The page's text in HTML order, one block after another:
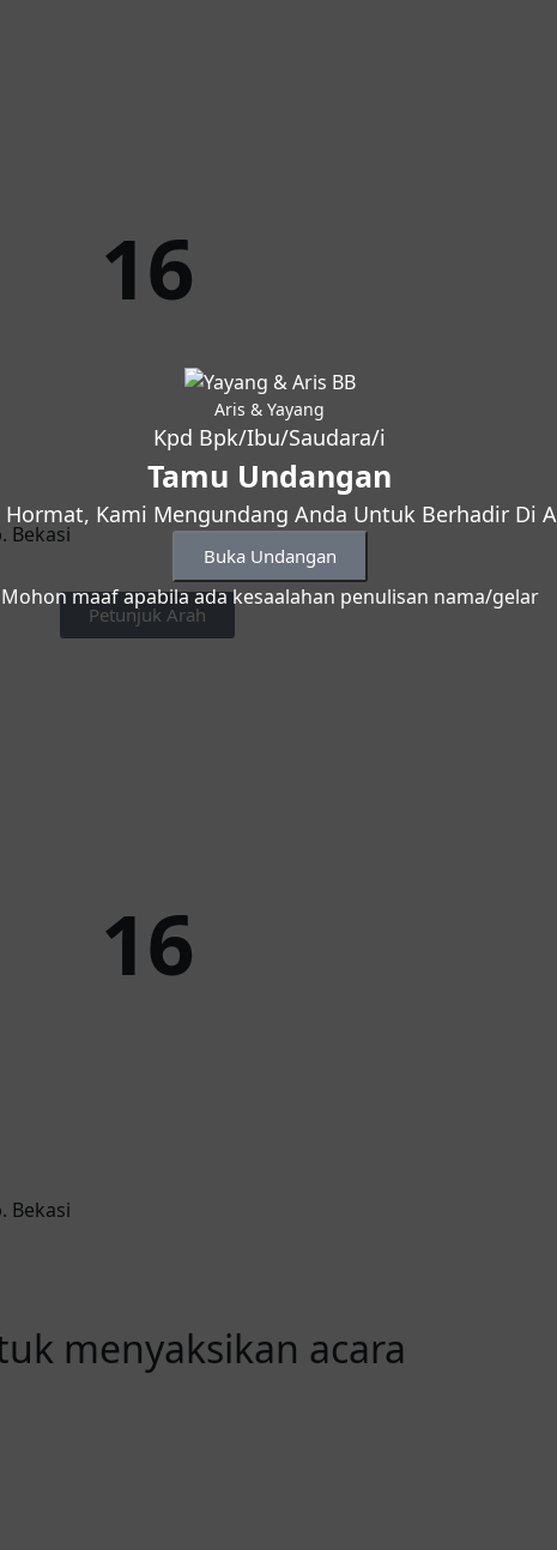
16
Bekasi
Petunjuk Arah
16
Bekasi
menyaksikan acara
Aris & Yayang
Kpd Bpk/Ibu/Saudara/i
Tamu Undangan
Hormat, Kami Mengundang Anda Untuk Berhadir Di
Buka Undangan
Mohon maaf apabila ada kesaalahan penulisan nama/gelar